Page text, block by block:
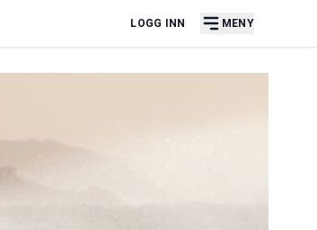
LOGG INN MENY